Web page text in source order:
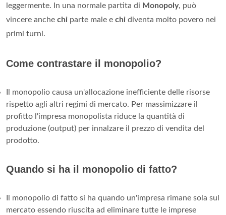
leggermente. In una normale partita di Monopoly, può
vincere anche chi parte male e chi diventa molto povero nei
primi turni.
Come contrastare il monopolio?
Il monopolio causa un'allocazione inefficiente delle risorse
rispetto agli altri regimi di mercato. Per massimizzare il
profitto l'impresa monopolista riduce la quantità di
produzione (output) per innalzare il prezzo di vendita del
prodotto.
Quando si ha il monopolio di fatto?
Il monopolio di fatto si ha quando un'impresa rimane sola sul
mercato essendo riuscita ad eliminare tutte le imprese